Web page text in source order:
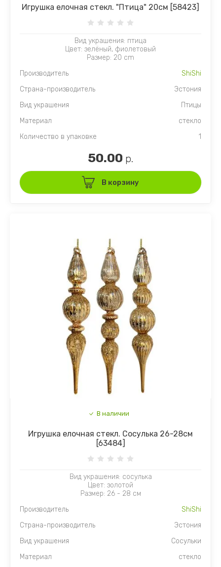
Игрушка елочная стекл. "Птица" 20см [58423]
Вид украшения: птица
Цвет: зелёный, фиолетовый
Размер: 20 cm
Производитель
ShiShi
Страна-производитель
Эстония
Вид украшения
Птицы
Материал
стекло
Количество в упаковке
1
50.00 р.
В корзину
В наличии
Игрушка елочная стекл. Сосулька 26-28см
[63484]
Вид украшения: сосулька
Цвет: золотой
Размер: 26 - 28 см
Производитель
ShiShi
Страна-производитель
Эстония
Вид украшения
Сосульки
Материал
стекло